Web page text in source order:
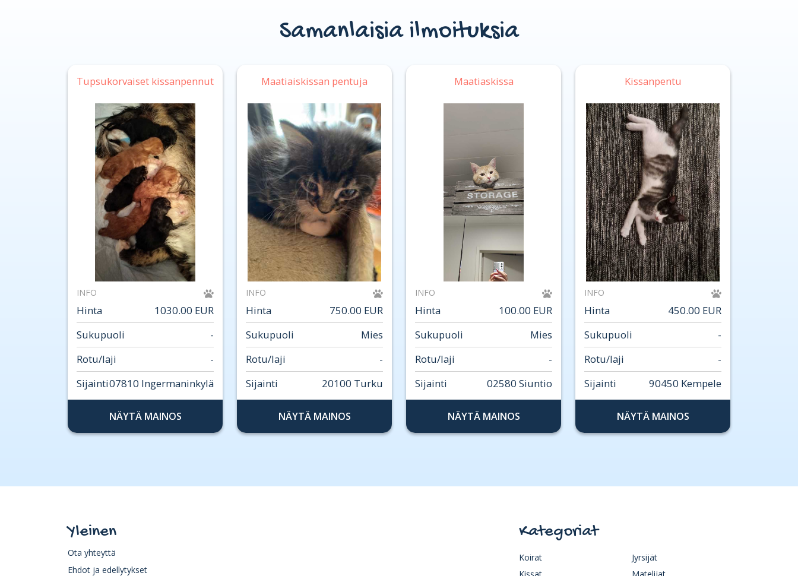
Samanlaisia ilmoituksia
Tupsukorvaiset kissanpennut
INFO
Hinta
1030.00 EUR
Sukupuoli
-
Rotu/laji
-
Sijainti07810 Ingermaninkylä
NÄYTÄ MAINOS
Maatiaiskissan pentuja
INFO
Hinta
750.00 EUR
Sukupuoli
Mies
Rotu/laji
-
Sijainti
20100 Turku
NÄYTÄ MAINOS
Maatiaskissa
INFO
Hinta
100.00 EUR
Sukupuoli
Mies
Rotu/laji
-
Sijainti
02580 Siuntio
NÄYTÄ MAINOS
Kissanpentu
INFO
Hinta
450.00 EUR
Sukupuoli
-
Rotu/laji
-
Sijainti
90450 Kempele
NÄYTÄ MAINOS
Yleinen
Ota yhteyttä
Ehdot ja edellytykset
Kategoriat
Koirat
Jyrsijät